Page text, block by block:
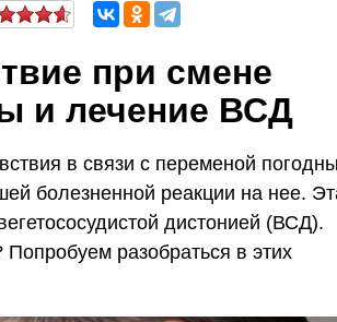
при смене
и лечение ВСД
в связи с переменой
болезненной реакции на нее.
дистонией (ВСД).
Попробуем разобраться в этих